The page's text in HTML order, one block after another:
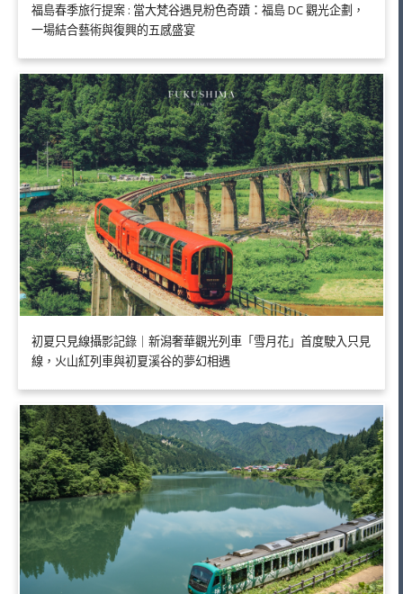
福島春季旅行提案 : 當大梵谷遇見粉色奇蹟：福島 DC 觀光企劃，
一場結合藝術與復興的五感盛宴
初夏只見線攝影記錄｜新潟奢華觀光列車「雪月花」首度駛入只見
線，火山紅列車與初夏溪谷的夢幻相遇